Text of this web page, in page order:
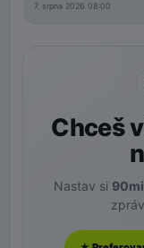
7. srpna 2026 08:00
Chceš
Nastav si